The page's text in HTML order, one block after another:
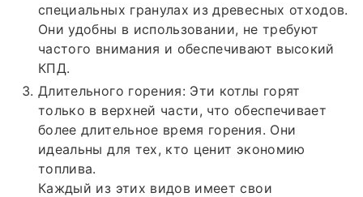
специальных гранулах из древесных отходов.
Они удобны в использовании, не требуют
частого внимания и обеспечивают высокий
КПД.
Длительного горения: Эти котлы горят
только в верхней части, что обеспечивает
более длительное время горения. Они
идеальны для тех, кто ценит экономию
топлива.
Каждый из этих видов имеет свои